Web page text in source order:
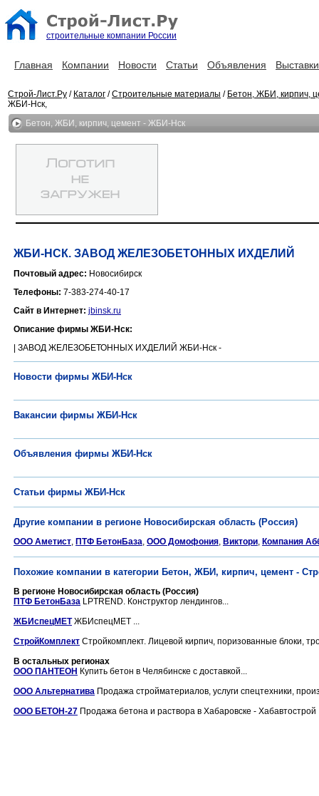
строительные компании России
Главная Компании Новости Статьи Объявления Выставки
Строй-Лист.Ру / Каталог /Строительные материалы / Бетон, ЖБИ, кирпич,
ЖБИ-Нск,
Бетон, ЖБИ, кирпич, цемент - ЖБИ-Нск
ЖБИ-НСК. ЗАВОД ЖЕЛЕЗОБЕТОННЫХ ИХДЕЛИЙ
Почтовый адрес: Новосибирск
Телефоны: 7-383-274-40-17
Сайт в Интернет: jbinsk.ru
Описание фирмы ЖБИ-Нск:
| ЗАВОД ЖЕЛЕЗОБЕТОННЫХ ИХДЕЛИЙ ЖБИ-Нск -
Новости фирмы ЖБИ-Нск
Вакансии фирмы ЖБИ-Нск
Объявления фирмы ЖБИ-Нск
Статьи фирмы ЖБИ-Нск
Другие компании в регионе Новосибирская область (Россия)
ООО Аметист, ПТФ БетонБаза, ООО Домофония, Виктори, Компания
Похожие компании в категории Бетон, ЖБИ, кирпич, цемент -
В регионе Новосибирская область (Россия)
ПТФ БетонБаза LPTREND. Конструктор лендингов...
ЖБИспецМЕТЖБИспецМЕТ ...
СтройКомплект Стройкомплект. Лицевой кирпич, поризованные блоки,
В остальных регионах
ООО ПАНТЕОН Купить бетон в Челябинске с доставкой...
ООО Альтернатива Продажа стройматериалов, услуги спецтехники,
ООО БЕТОН-27 Продажа бетона и раствора в Хабаровске - Хабавтострой